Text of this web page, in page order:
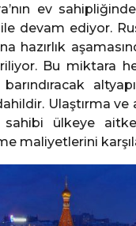
ev
devam ediyor.
hazırlık
Bu miktara
Ulaştırma ve
ülkeye
maliyetlerini